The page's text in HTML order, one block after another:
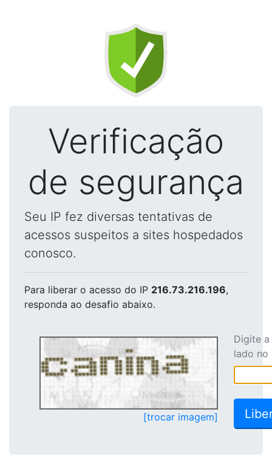
Verificação
de segurança
Seu IP fez diversas tentativas de
acessos suspeitos a sites hospedados
conosco.
Para liberar o acesso do IP 216.73.216.196,
responda ao desafio abaixo.
[trocar imagem]
Digite
lado no